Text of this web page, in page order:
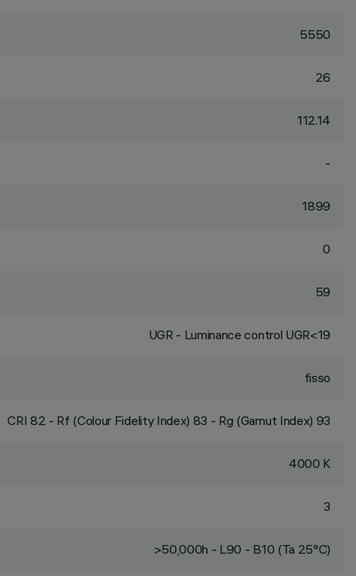
5550
26
112.14
-
1899
0
59
UGR - Luminance control UGR<19
fisso
CRI 82 - Rf (Colour Fidelity Index) 83 - Rg (Gamut Index) 93
4000 K
3
>50,000h - L90 - B10 (Ta 25°C)